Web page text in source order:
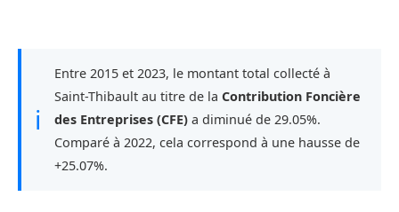
ℹ
Entre 2015 et 2023, le montant total collecté à
Saint-Thibault au titre de la Contribution Foncière
des Entreprises (CFE) a diminué de 29.05%.
Comparé à 2022, cela correspond à une hausse de
+25.07%.